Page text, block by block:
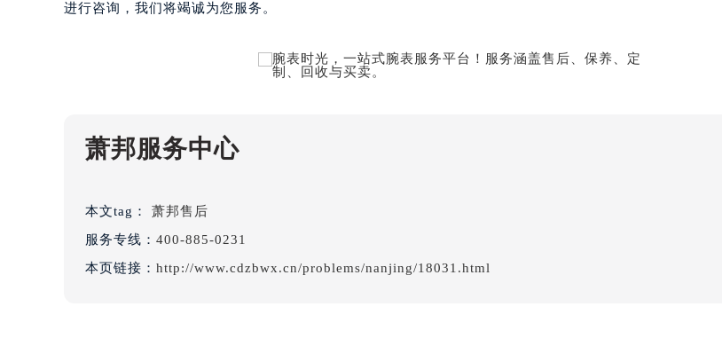
黑龙江省七台河市桃山区大同街萧邦售后服务中心（需提前预约）
黑龙江省双鸭山市尖山区新兴大街萧邦售后服务中心（需提前预约）
吉林省白城市洮北区明仁南街萧邦售后服务中心（需提前预约）
吉林省白山市浑江区浑江大街萧邦售后服务中心（需提前预约）
吉林省辽源市龙山区人民大街萧邦售后服务中心（需提前预约）
吉林省梅河口市新华街道梅河大街萧邦售后服务中心（需提前预约）
吉林省四平市铁东区紫气大路与南九经街交汇处萧邦售后服务中心（需提前预约）
进行咨询，我们将竭诚为您服务。
萧邦服务中心
本文tag： 萧邦售后
服务专线： 400-885-0231
本页链接： http://www.cdzbwx.cn/problems/nanjing/18031.html